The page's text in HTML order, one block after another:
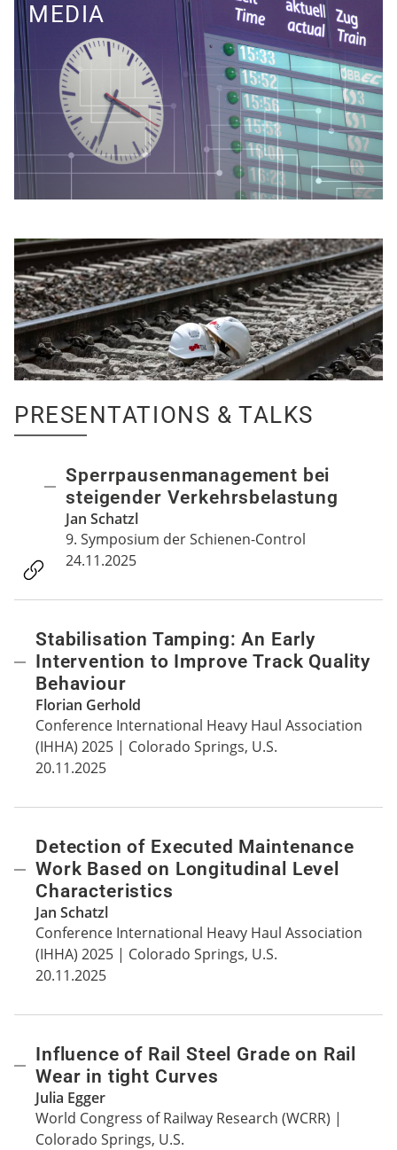
MEDIA
Science to Public
PRESENTATIONS & TALKS
Sperrpausenmanagement bei
steigender Verkehrsbelastung
Jan Schatzl
9. Symposium der Schienen-Control
24.11.2025
Stabilisation Tamping: An Early
Intervention to Improve Track Quality
Behaviour
Florian Gerhold
Conference International Heavy Haul Association
(IHHA) 2025 | Colorado Springs, U.S.
20.11.2025
Detection of Executed Maintenance
Work Based on Longitudinal Level
Characteristics
Jan Schatzl
Conference International Heavy Haul Association
(IHHA) 2025 | Colorado Springs, U.S.
20.11.2025
Influence of Rail Steel Grade on Rail
Wear in tight Curves
Julia Egger
World Congress of Railway Research (WCRR) |
Colorado Springs, U.S.